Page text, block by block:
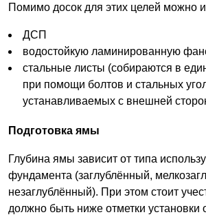
Помимо досок для этих целей можно
ДСП
водостойкую ламинированную
стальные листы (собираются в
при помощи болтов и стальных
устанавливаемых с внешней
Подготовка ямы
Глубина ямы зависит от типа
фундамента (заглублённый,
незаглублённый). При этом стоит
должно быть ниже отметки